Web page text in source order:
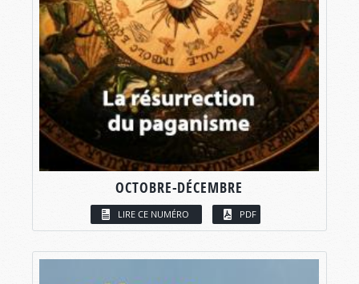
OCTOBRE-DÉCEMBRE
LIRE CE NUMÉRO PDF